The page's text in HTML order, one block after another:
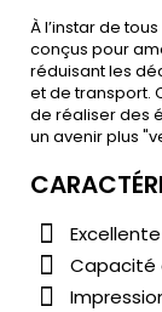
À l’instar de
conçus pour
réduisant les
et de transport.
de réaliser des
un avenir plus
Capacité